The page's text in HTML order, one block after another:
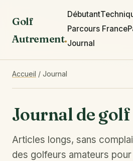
Golf
Autrement.
Débutant
Parcours France
Journal
Accueil / Journal
Journal de golf
Articles longs, sans
des golfeurs amateurs